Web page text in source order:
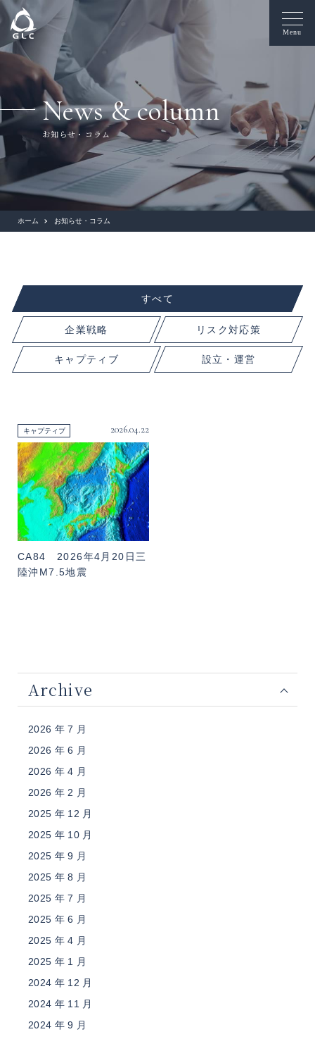
Menu
News & column
お知らせ・コラム
ホーム お知らせ・コラム
すべて
企業戦略 リスク対応策
キャプティブ 設立・運営
キャプティブ 2026.04.22
CA84 2026年4月20日三
陸沖M7.5地震
Archive
2026 年 7 月
2026 年 6 月
2026 年 4 月
2026 年 2 月
2025 年 12 月
2025 年 10 月
2025 年 9 月
2025 年 8 月
2025 年 7 月
2025 年 6 月
2025 年 4 月
2025 年 1 月
2024 年 12 月
2024 年 11 月
2024 年 9 月